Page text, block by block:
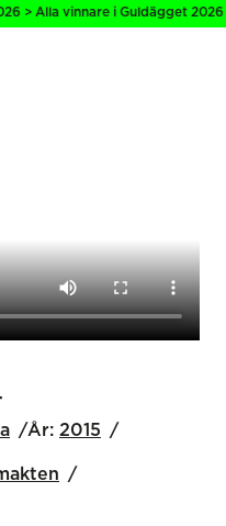
Alla vinnare i Guldägget 2026
År: 2015